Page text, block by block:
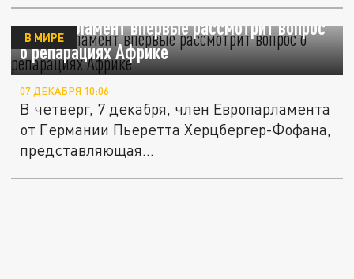
Европарламент впервые рассмотрит вопрос
о репарациях Африке
В МИРЕ
07 ДЕКАБРЯ 10:06
В четверг, 7 декабря, член Европарламента
от Германии Пьеретта Херцбергер-Фофана,
представляющая...